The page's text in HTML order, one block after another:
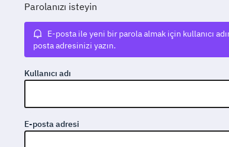
Parolanızı isteyin
E-posta ile yeni bir parola almak için kullanıcı
posta adresinizi yazın.
Kullanıcı adı
E-posta adresi